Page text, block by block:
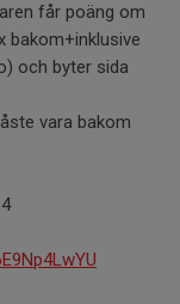
får poäng om
bakom+inklusive
och byter sida
vara bakom